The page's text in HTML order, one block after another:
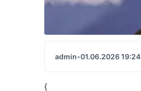
admin•01.06.2026 19:24
{